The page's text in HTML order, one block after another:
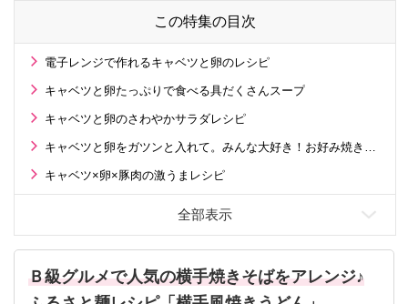
この特集の目次
電子レンジで作れるキャベツと卵のレシピ
キャベツと卵たっぷりで食べる具だくさんスープ
キャベツと卵のさわやかサラダレシピ
キャベツと卵をガツンと入れて。みんな大好き！お好み焼きレシピ
キャベツ×卵×豚肉の激うまレシピ
Ｂ級グルメで人気の横手焼きそばをアレンジ♪